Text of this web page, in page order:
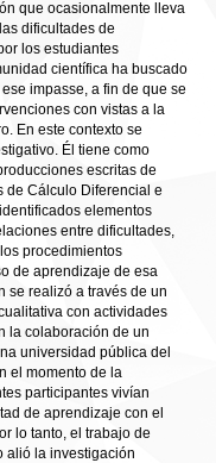
que ocasionalmente lleva
dificultades de
los estudiantes
científica ha buscado
impasse, a fin de que se
con vistas a la
En este contexto se
Él tiene como
escritas de
de Cálculo Diferencial e
elementos
entre dificultades,
procedimientos
de aprendizaje de esa
se realizó a través de un
con actividades
la colaboración de un
universidad pública del
el momento de la
participantes vivían
de aprendizaje con el
lo tanto, el trabajo de
alió la investigación